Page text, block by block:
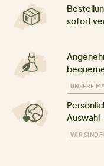
sofort
UNSERE
Auswahl
WIR SIND